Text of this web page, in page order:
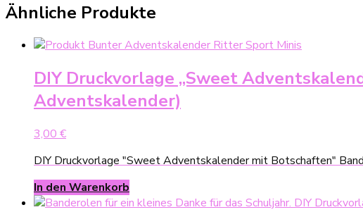
Ähnliche Produkte
DIY Druckvorlage „Sweet
Adventskalender)
3,00 €
DIY Druckvorlage "Sweet Adventskalender mit Botschaften"
In den Warenkorb